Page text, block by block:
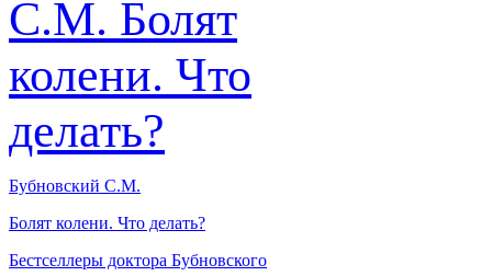
Бубновский С.М.
Болят колени. Что делать?
Бестселлеры доктора Бубновского